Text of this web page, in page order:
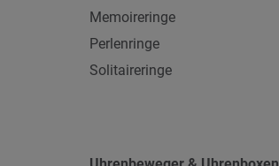
Memoireringe
Perlenringe
Solitaireringe